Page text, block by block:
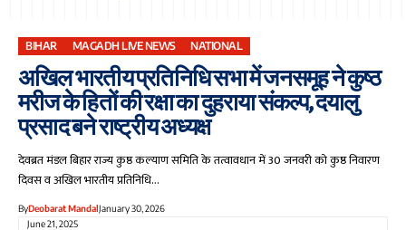
BIHAR MAGADH LIVE NEWS NATIONAL
अखिल भारतीय प्रतिनिधि सभा में जनसमूह ने कुष्ठ
मरीज के हितों की रक्षा का दुहराया संकल्प, दयालु
प्रसाद बने राष्ट्रीय अध्यक्ष
देवब्रत मंडल बिहार राज्य कुष्ठ कल्याण समिति के तत्वावधान में 30 जनवरी को कुष्ठ निवारण
दिवस व अखिल भारतीय प्रतिनिधि…
ByDeobarat MandalJanuary 30, 2026
June 21, 2025